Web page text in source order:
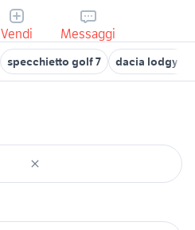
Vendi Messaggi
specchietto golf 7 dacia lodgy 7